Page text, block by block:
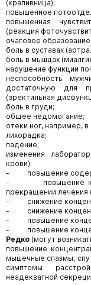
(крапивница);
повышенное
повышенная
(реакция
очаговое
боль в суставах
боль в мышцах
нарушение функции
неспособность
достаточную для
(эректильная
боль в груди;
общее недомогание;
отеки ног, например,
лихорадка;
падение;
изменения
крови):
- повышение
- повышение
прекращении лечения
- снижение
- снижение
- повышение
- повышение
Редко (могут
повышение
мышечные спазмы,
симптомы
неадекватной